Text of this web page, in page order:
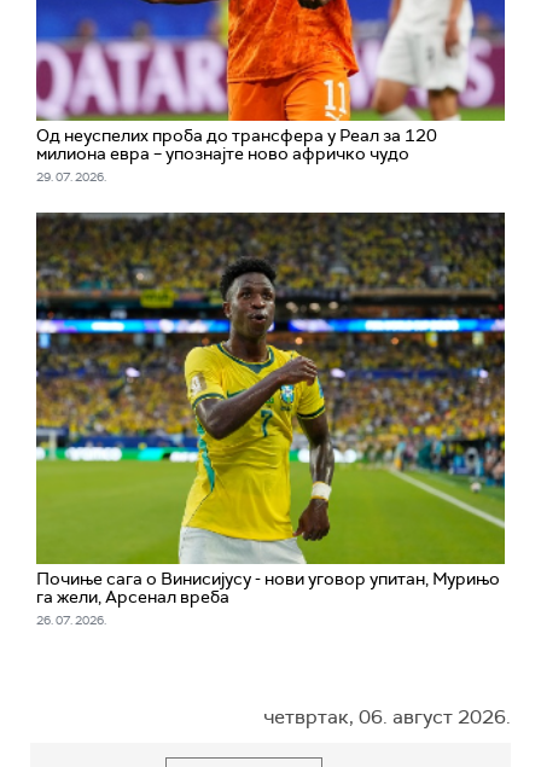
Од неуспелих проба до трансфера у Реал за 120
милиона евра – упознајте ново афричко чудо
29. 07. 2026.
Почиње сага о Винисијусу - нови уговор упитан, Мурињо
га жели, Арсенал вреба
26. 07. 2026.
четвртак, 06. август 2026.